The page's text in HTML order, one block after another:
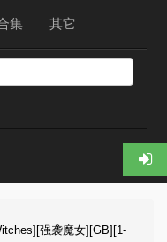
集 其它
强袭魔女][GB][1-